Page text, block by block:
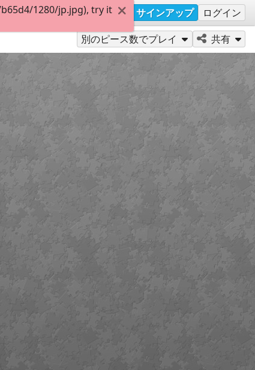
サインアップ ログイン
別のピース数でプレイ 共有
1280/jp.jpg), try it